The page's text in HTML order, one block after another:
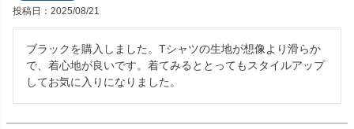
投稿日 2025/08/21
ブラックを購入しました。Tシャツの生地が想像より滑らか
で、着心地が良いです。着てみるととってもスタイルアップ
してお気に入りになりました。